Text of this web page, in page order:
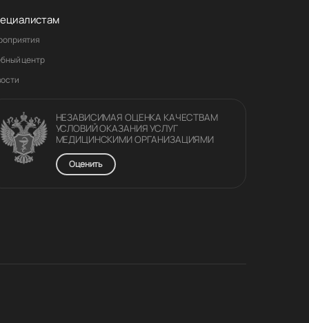
центр
НЕЗАВИСИМАЯ ОЦЕНКА КАЧЕСТВАM
УСЛОВИЙ ОКАЗАНИЯ УСЛУГ
МЕДИЦИНСКИМИ ОРГАНИЗАЦИЯМИ
Оценить